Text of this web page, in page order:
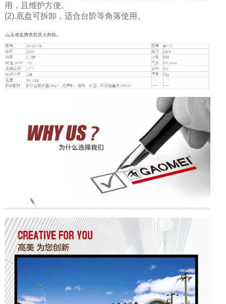
用，且维护方便。
(2).底盘可拆卸，适合台阶等角落使用。